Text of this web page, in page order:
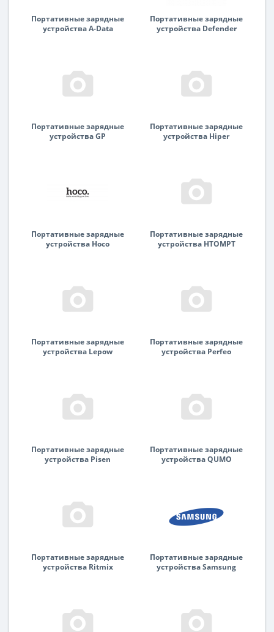
Портативные зарядные
устройства A-Data
Портативные зарядные
устройства Defender
Портативные зарядные
устройства GP
Портативные зарядные
устройства Hiper
Портативные зарядные
устройства Hoco
Портативные зарядные
устройства HTOMPT
Портативные зарядные
устройства Lepow
Портативные зарядные
устройства Perfeo
Портативные зарядные
устройства Pisen
Портативные зарядные
устройства QUMO
Портативные зарядные
устройства Ritmix
Портативные зарядные
устройства Samsung